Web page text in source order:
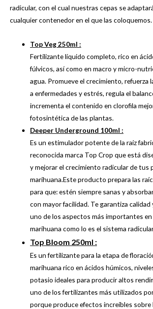
radicular, con el cual nuestras cepas se
cualquier contenedor en el que las coloquemos.
Top Veg 250ml :
Fertilizante líquido completo, rico en
fúlvicos, así como en macro y micro-
agua. Promueve el crecimiento, refuerza
a enfermedades y estrés, regula el
incrementa el contenido en clorofila
fotosintética de las plantas.
Deeper Underground 100ml :
Es un estimulador potente de la raíz
reconocida marca Top Crop que está
y mejorar el crecimiento radicular de tus
marihuana.Este producto prepara las
para que: estén siempre sanas y
con mayor facilidad. Te garantiza
uno de los aspectos más importantes
marihuana como lo es el sistema
Top Bloom 250ml :
Es un fertilizante para la etapa de
marihuana rico en ácidos húmicos,
potasio ideales para producir altos
uno de los fertilizantes más utilizados
porque produce efectos increíbles sobre